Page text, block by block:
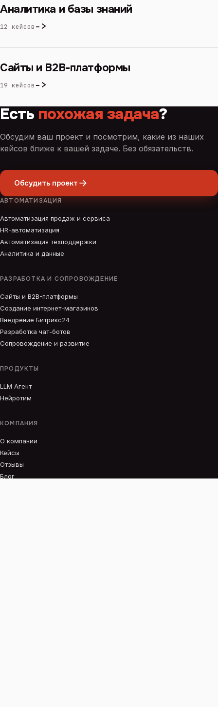
Аналитика и базы знаний
12 кейсов ->
Сайты и B2B-платформы
19 кейсов ->
Есть похожая задача?
Обсудим ваш проект и посмотрим, какие из наших
кейсов ближе к вашей задаче. Без обязательств.
Обсудить проект
АВТОМАТИЗАЦИЯ
Автоматизация продаж и сервиса
HR-автоматизация
Автоматизация техподдержки
Аналитика и данные
РАЗРАБОТКА И СОПРОВОЖДЕНИЕ
Сайты и B2B-платформы
Создание интернет-магазинов
Внедрение Битрикс24
Разработка чат-ботов
Сопровождение и развитие
ПРОДУКТЫ
LLM Агент
Нейротим
КОМПАНИЯ
О компании
Кейсы
Отзывы
Блог